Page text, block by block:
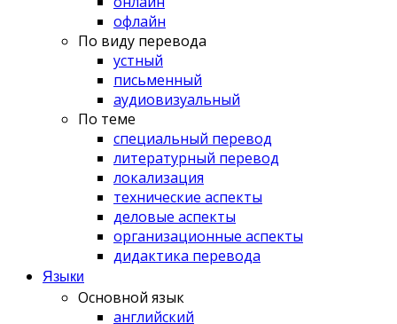
офлайн
По виду перевода
устный
письменный
аудиовизуальный
По теме
специальный перевод
литературный перевод
локализация
технические аспекты
деловые аспекты
организационные аспекты
дидактика перевода
Языки
Основной язык
английский